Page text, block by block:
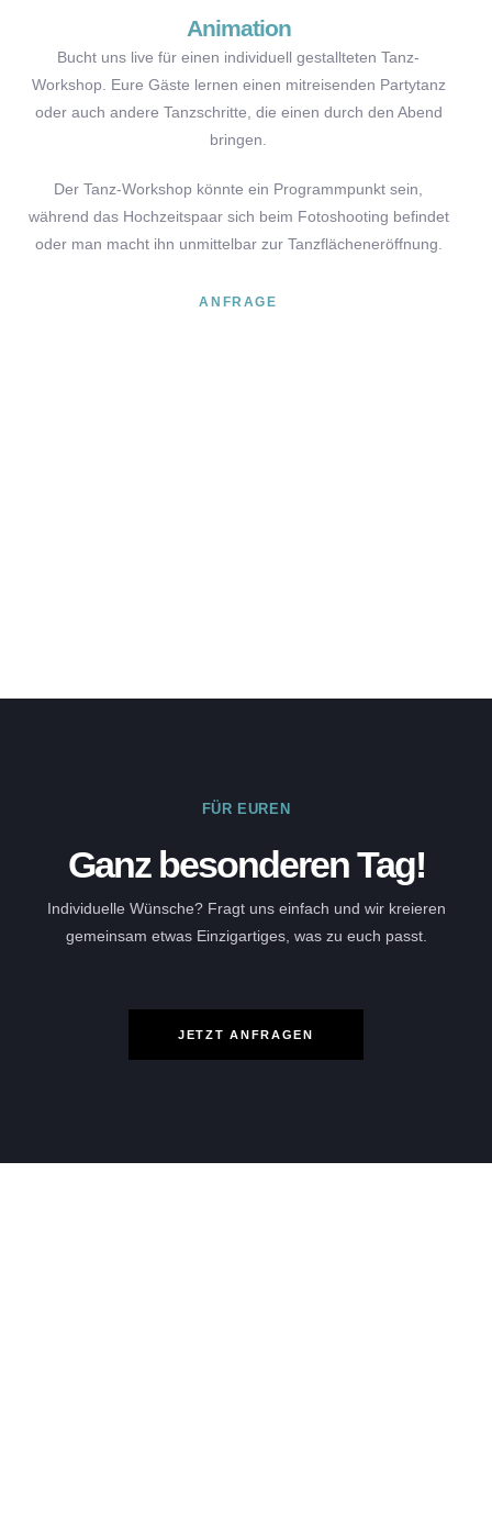
Animation
Bucht uns live für einen individuell gestallteten Tanz-
Workshop. Eure Gäste lernen einen mitreisenden Partytanz
oder auch andere Tanzschritte, die einen durch den Abend
bringen.
Der Tanz-Workshop könnte ein Programmpunkt sein,
während das Hochzeitspaar sich beim Fotoshooting befindet
oder man macht ihn unmittelbar zur Tanzflächeneröffnung.
ANFRAGE
FÜR EUREN
Ganz besonderen Tag!
Individuelle Wünsche? Fragt uns einfach und wir kreieren
gemeinsam etwas Einzigartiges, was zu euch passt.
JETZT ANFRAGEN